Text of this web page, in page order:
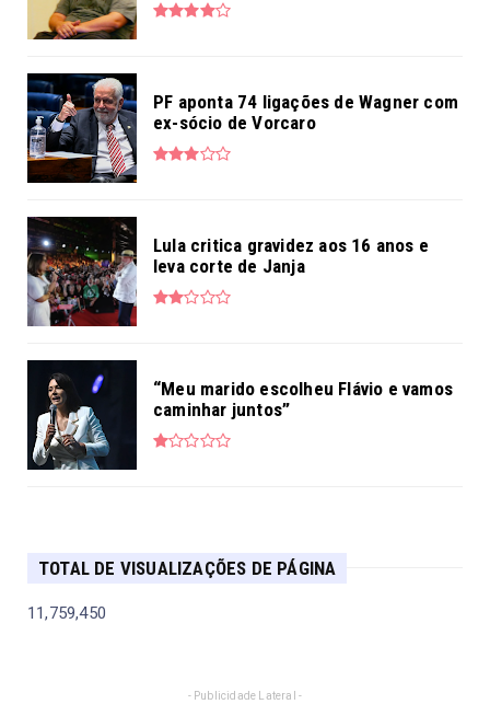
PF aponta 74 ligações de Wagner com
ex-sócio de Vorcaro
Lula critica gravidez aos 16 anos e
leva corte de Janja
“Meu marido escolheu Flávio e vamos
caminhar juntos”
TOTAL DE VISUALIZAÇÕES DE PÁGINA
11,759,450
- Publicidade Lateral -